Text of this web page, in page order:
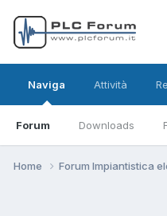
Naviga
Forum Downloads
Attività
Home Forum Impiantistica